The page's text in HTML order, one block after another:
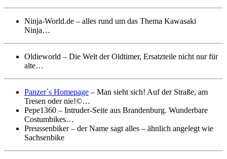
Ninja-World.de – alles rund um das Thema Kawasaki
Ninja…
Oldieworld – Die Welt der Oldtimer, Ersatzteile nicht nur für
alte…
Panzer´s Homepage – Man sieht sich! Auf der Straße, am
Tresen oder nie!©…
Pepe1360 – Intruder-Seite aus Brandenburg. Wunderbare
Costumbikes…
Preussenbiker – der Name sagt alles – ähnlich angelegt wie
Sachsenbike